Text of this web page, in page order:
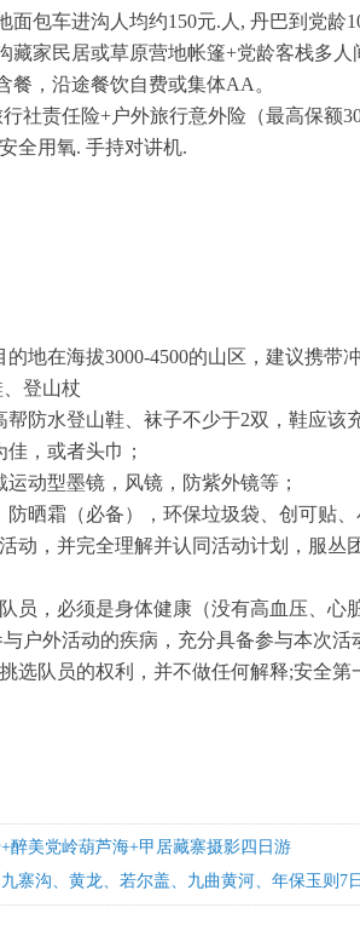
面包车进沟人均约150元.人, 丹巴到党龄
藏家民居或草原营地帐篷+党龄客栈多
餐，沿途餐饮自费或集体AA。
社责任险+户外旅行意外险（最高保额
全用氧. 手持对讲机.
地在海拔3000-4500的山区，建议携带
、登山杖
防水登山鞋、袜子不少于2双，鞋应该
，或者头巾；
动型墨镜，风镜，防紫外镜等；
晒霜（必备），环保垃圾袋、创可贴
动，并完全理解并认同活动计划，服丛
员，必须是身体健康（没有高血压、心
户外活动的疾病，充分具备参与本次活
选队员的权利，并不做任何解释;安全第
醉美党岭葫芦海+甲居藏寨摄影四日游
寨沟、黄龙、若尔盖、九曲黄河、年保玉则7